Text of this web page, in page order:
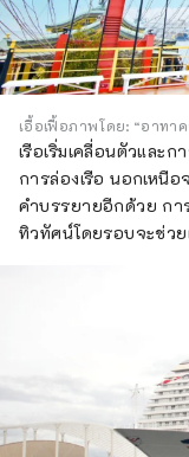
เอื้อเฟื้อภาพโดย: “อาทา
เรือเริ่มเคลื่อนตัวและ
การล่องเรือ นอกเหนื
คำบรรยายอีกด้วย กา
ทิวทัศน์โดยรอบจะช่วย